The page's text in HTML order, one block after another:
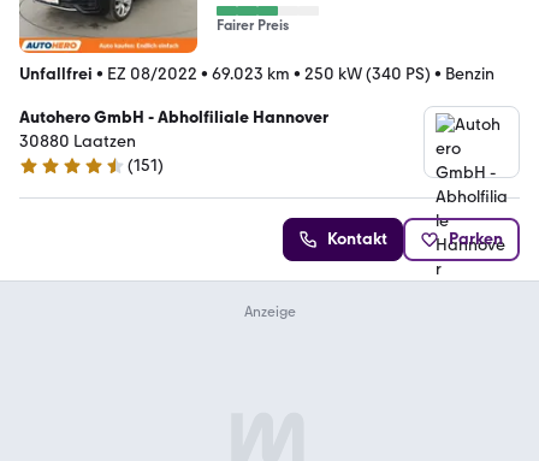
Fairer Preis
Unfallfrei • EZ 08/2022 • 69.023 km • 250 kW (340 PS) • Benzin
Autohero GmbH - Abholfiliale Hannover
30880 Laatzen
4.7 Sterne
(151)
Kontakt Parken